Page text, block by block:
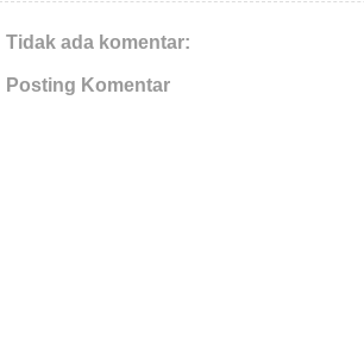
Tidak ada komentar:
Posting Komentar